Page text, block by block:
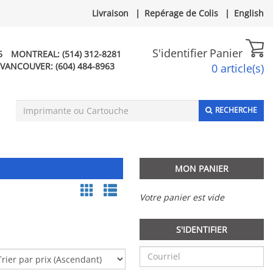
Livraison | Repérage de Colis | English
MONTREAL: (514) 312-8281
VANCOUVER: (604) 484-8963
S'identifier Panier
0 article(s)
RECHERCHE
MON PANIER
Votre panier est vide
S'IDENTIFIER